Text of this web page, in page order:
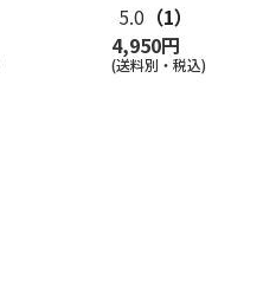
5.0 （1）
4,950円
(送料別・税込)